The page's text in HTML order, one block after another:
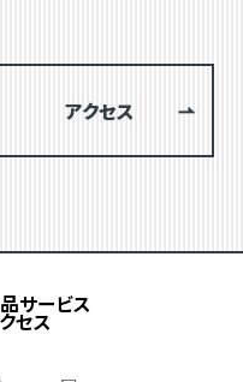
アクセス
サービス
セス